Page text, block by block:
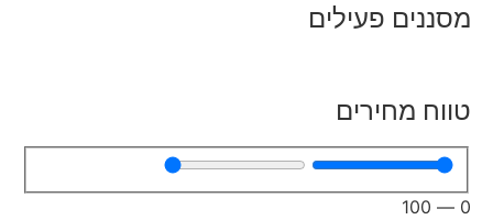
מסננים פעילים
טווח מחירים
0
—
100